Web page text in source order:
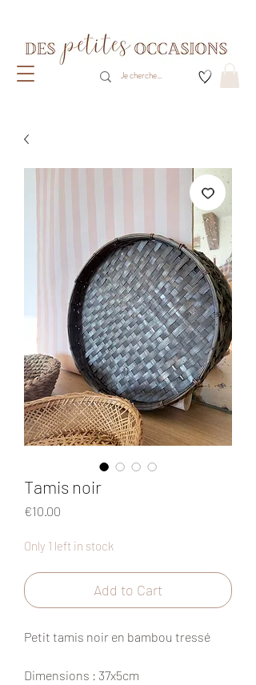
Tamis noir
€10.00
Only 1 left in stock
Add to Cart
Petit tamis noir en bambou tressé
Dimensions : 37x5cm